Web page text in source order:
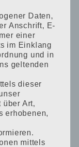
Daten,
Anschrift, E-
einer
im Einklang
und in
geltenden
dieser
Art,
erhobenen,
mittels